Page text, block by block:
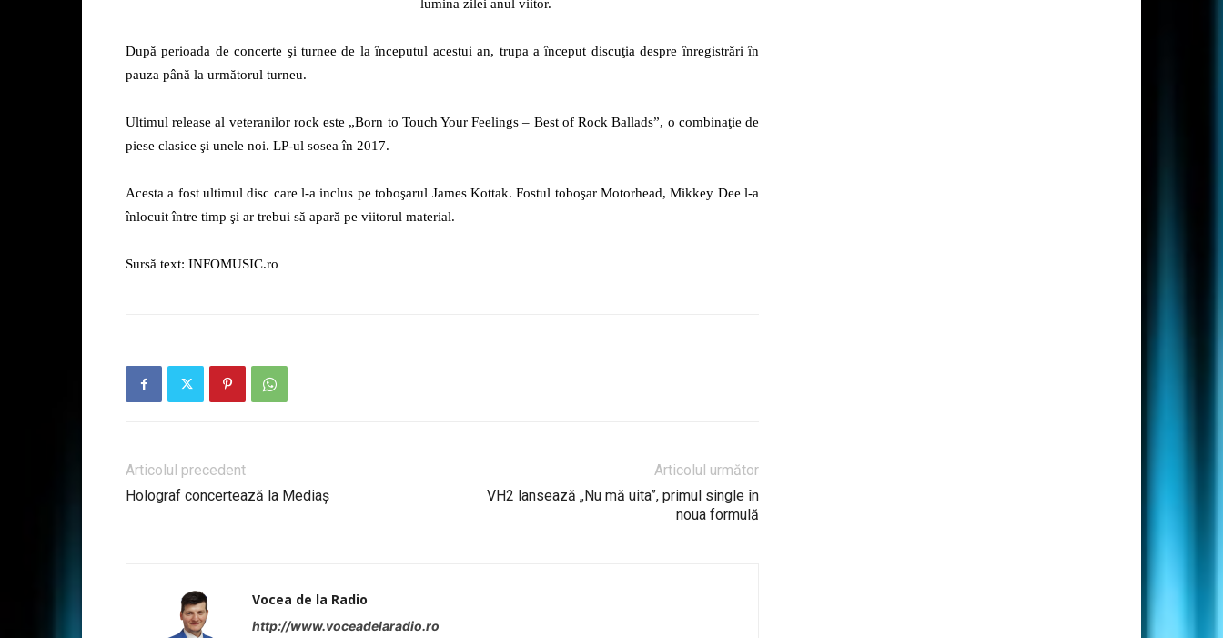
lumina zilei anul viitor.
După perioada de concerte şi turnee de la începutul acestui an, trupa a început discuţia despre înregistrări în
pauza până la următorul turneu.
Ultimul release al veteranilor rock este „Born to Touch Your Feelings – Best of Rock Ballads”, o combinaţie de
piese clasice şi unele noi. LP-ul sosea în 2017.
Acesta a fost ultimul disc care l-a inclus pe toboşarul James Kottak. Fostul toboşar Motorhead, Mikkey Dee l-a
înlocuit între timp şi ar trebui să apară pe viitorul material.
Sursă text: INFOMUSIC.ro
Articolul precedent
Holograf concertează la Mediaș
Articolul următor
VH2 lansează „Nu mă uita”, primul single în
noua formulă
Vocea de la Radio
http://www.voceadelaradio.ro